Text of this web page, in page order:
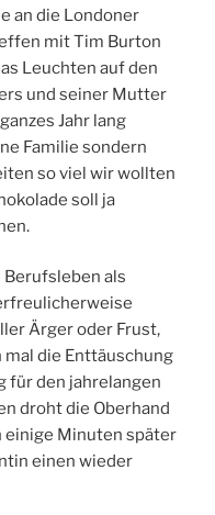
an die Londoner
mit Tim Burton
Leuchten auf den
und seiner Mutter
Jahr lang
Familie sondern
so viel wir wollten
soll ja
als
Ärger oder Frust,
mal die Enttäuschung
für den jahrelangen
droht die Oberhand
einige Minuten später
einen wieder